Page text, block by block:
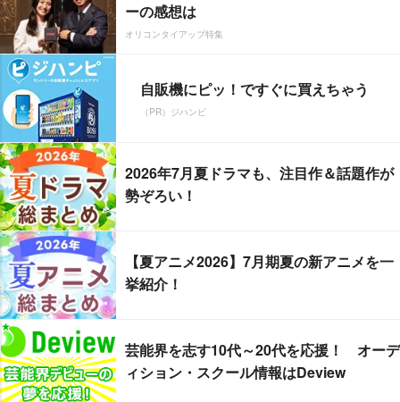
ーの感想は
オリコンタイアップ特集
自販機にピッ！ですぐに買えちゃう
（PR）ジハンピ
2026年7月夏ドラマも、注目作＆話題作が
勢ぞろい！
【夏アニメ2026】7月期夏の新アニメを一
挙紹介！
芸能界を志す10代～20代を応援！ オーデ
ィション・スクール情報はDeview